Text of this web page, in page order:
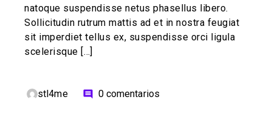
natoque suspendisse netus phasellus libero.
Sollicitudin rutrum mattis ad et in nostra feugiat
sit imperdiet tellus ex, suspendisse orci ligula
scelerisque […]
stl4me comment 0 comentarios